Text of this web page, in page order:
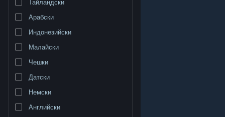
Тайландски
Арабски
Индонезийски
Малайски
Чешки
Датски
Немски
Английски